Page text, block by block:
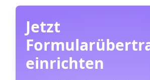
Jetzt
einrichten